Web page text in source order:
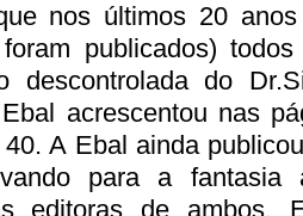
nos últimos 20
publicados)
descontrolada do
acrescentou nas
A Ebal ainda
para a
editoras de ambos.